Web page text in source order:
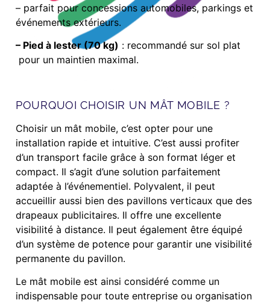
– parfait pour concessions automobiles, parkings et
événements extérieurs.
– Pied à lester (70 kg) : recommandé sur sol plat
pour un maintien maximal.
POURQUOI CHOISIR UN MÂT MOBILE ?
Choisir un mât mobile, c’est opter pour une
installation rapide et intuitive. C’est aussi profiter
d’un transport facile grâce à son format léger et
compact. Il s’agit d’une solution parfaitement
adaptée à l’événementiel. Polyvalent, il peut
accueillir aussi bien des pavillons verticaux que des
drapeaux publicitaires. Il offre une excellente
visibilité à distance. Il peut également être équipé
d’un système de potence pour garantir une visibilité
permanente du pavillon.
Le mât mobile est ainsi considéré comme un
indispensable pour toute entreprise ou organisation